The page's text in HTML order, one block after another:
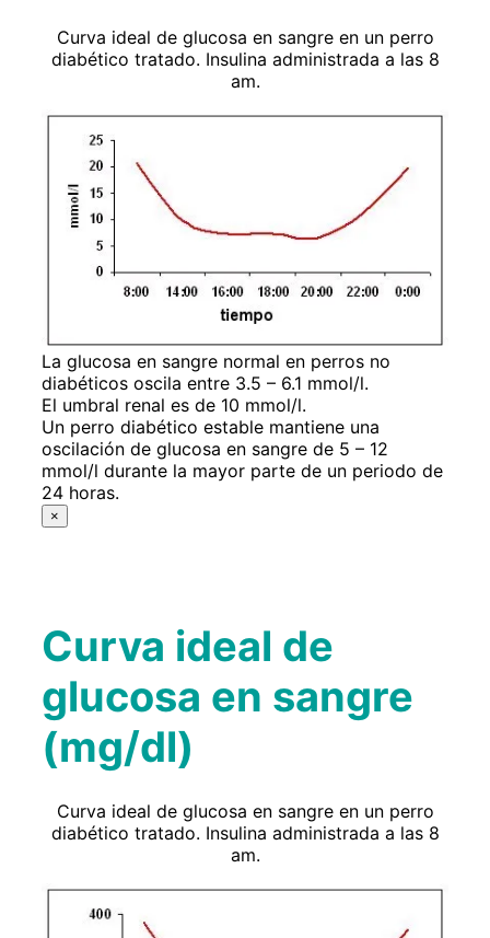
Curva ideal de glucosa en sangre en un perro
diabético tratado. Insulina administrada a las 8
am.
La glucosa en sangre normal en perros no
diabéticos oscila entre 3.5 – 6.1 mmol/l.
El umbral renal es de 10 mmol/l.
Un perro diabético estable mantiene una
oscilación de glucosa en sangre de 5 – 12
mmol/l durante la mayor parte de un periodo de
24 horas.
×
Curva ideal de
glucosa en sangre
(mg/dl)
Curva ideal de glucosa en sangre en un perro
diabético tratado. Insulina administrada a las 8
am.